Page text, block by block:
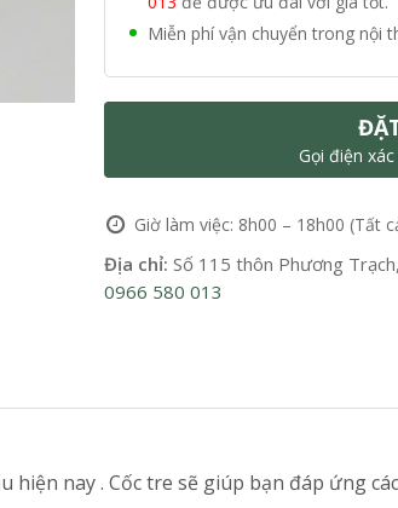
Miễn phí vận chuyển trong nội
Gọi điện
Giờ làm việc: 8h00 – 18h00 (Tất
Địa chỉ: Số 115 thôn Phương
0966 580 013
nay . Cốc tre sẽ giúp bạn đáp ứng